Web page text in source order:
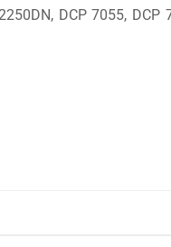
DCP 7055, DCP